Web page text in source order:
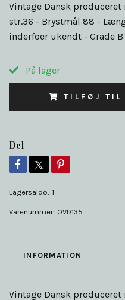
Vintage Dansk
str.36 - Brystmål 88 -
inderfoer ukendt - Grade B
På lager
TILFØJ TIL
Del
Lagersaldo: 1
Varenummer: OVD135
INFORMATION
Vintage Dansk